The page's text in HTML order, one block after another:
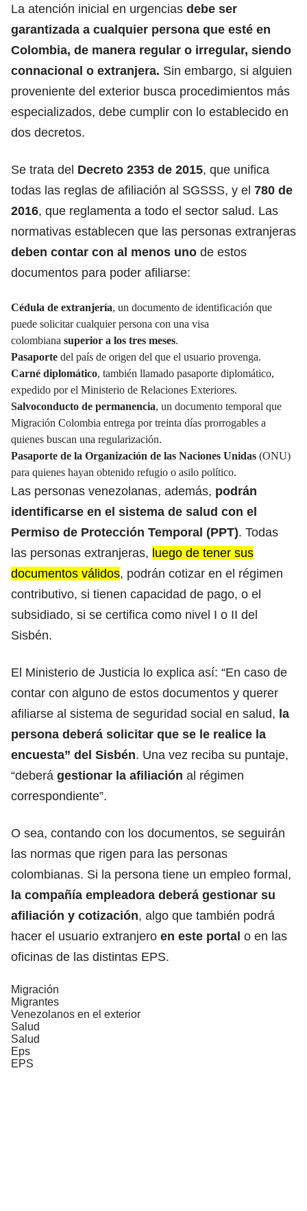
La atención inicial en urgencias debe ser
garantizada a cualquier persona que esté en
Colombia, de manera regular o irregular, siendo
connacional o extranjera. Sin embargo, si alguien
proveniente del exterior busca procedimientos más
especializados, debe cumplir con lo establecido en
dos decretos.
Se trata del Decreto 2353 de 2015, que unifica
todas las reglas de afiliación al SGSSS, y el 780 de
2016, que reglamenta a todo el sector salud. Las
normativas establecen que las personas extranjeras
deben contar con al menos uno de estos
documentos para poder afiliarse:
Cédula de extranjería, un documento de identificación que
puede solicitar cualquier persona con una visa
colombiana superior a los tres meses.
Pasaporte del país de origen del que el usuario provenga.
Carné diplomático, también llamado pasaporte diplomático,
expedido por el Ministerio de Relaciones Exteriores.
Salvoconducto de permanencia, un documento temporal que
Migración Colombia entrega por treinta días prorrogables a
quienes buscan una regularización.
Pasaporte de la Organización de las Naciones Unidas (ONU)
para quienes hayan obtenido refugio o asilo político.
Las personas venezolanas, además, podrán
identificarse en el sistema de salud con el
Permiso de Protección Temporal (PPT). Todas
las personas extranjeras, luego de tener sus
documentos válidos, podrán cotizar en el régimen
contributivo, si tienen capacidad de pago, o el
subsidiado, si se certifica como nivel I o II del
Sisbén.
El Ministerio de Justicia lo explica así: “En caso de
contar con alguno de estos documentos y querer
afiliarse al sistema de seguridad social en salud, la
persona deberá solicitar que se le realice la
encuesta” del Sisbén. Una vez reciba su puntaje,
“deberá gestionar la afiliación al régimen
correspondiente”.
O sea, contando con los documentos, se seguirán
las normas que rigen para las personas
colombianas. Si la persona tiene un empleo formal,
la compañía empleadora deberá gestionar su
afiliación y cotización, algo que también podrá
hacer el usuario extranjero en este portal o en las
oficinas de las distintas EPS.
Migración
Migrantes
Venezolanos en el exterior
Salud
Salud
Eps
EPS